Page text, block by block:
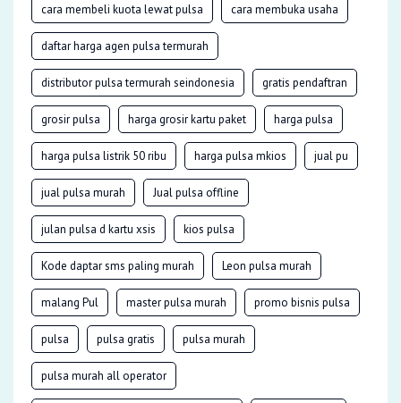
cara membeli kuota lewat pulsa cara membuka usaha
daftar harga agen pulsa termurah
distributor pulsa termurah seindonesia gratis pendaftran
grosir pulsa harga grosir kartu paket harga pulsa
harga pulsa listrik 50 ribu harga pulsa mkios jual pu
jual pulsa murah Jual pulsa offline
julan pulsa d kartu xsis kios pulsa
Kode daptar sms paling murah Leon pulsa murah
malang Pul master pulsa murah promo bisnis pulsa
pulsa pulsa gratis pulsa murah
pulsa murah all operator